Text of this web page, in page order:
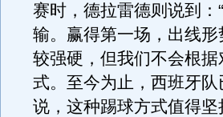
赛时，德拉雷德则说到
输。赢得第一场，出线
较强硬，但我们不会根
式。至今为止，西班牙
说，这种踢球方式值得坚